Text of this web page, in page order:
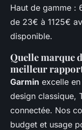
Haut de gamme :
de 23€ à 1125€
disponible.
Quelle marque
meilleur
Garmin excelle
design classique,
connectée. Nos
budget et usage